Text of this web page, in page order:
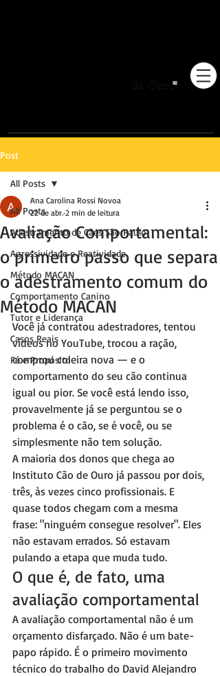
Post
All Posts
Adestramento de Cães São Paulo
Agressividade e Reatividade
Método MACAN
Comportamento Canino
Tutor e Liderança
Casos Reais
Fé e Propósito
All Posts
Avaliação Comportamental:
o primeiro passo que separa
o adestramento comum do
Método MACAN
Ana Carolina Rossi Novoa
22 de abr. 2 min de leitura
Você já contratou adestradores, tentou
vídeos no YouTube, trocou a ração,
comprou coleira nova — e o
comportamento do seu cão continua
igual ou pior. Se você está lendo isso,
provavelmente já se perguntou se o
problema é o cão, se é você, ou se
simplesmente não tem solução.
A maioria dos donos que chega ao
Instituto Cão de Ouro já passou por dois,
três, às vezes cinco profissionais. E
quase todos chegam com a mesma
frase: "ninguém consegue resolver". Eles
não estavam errados. Só estavam
pulando a etapa que muda tudo.
O que é, de fato, uma
avaliação comportamental
A avaliação comportamental não é um
orçamento disfarçado. Não é um bate-
papo rápido. É o primeiro movimento
técnico do trabalho do David Alejandro